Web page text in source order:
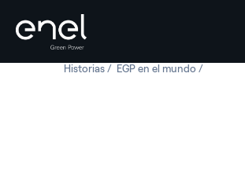
Saltar al contenido
HistoriasNuestro compromiso
EGP en el mundo Nuestro